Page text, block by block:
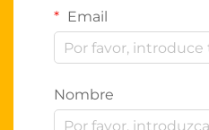
Email
Nombre